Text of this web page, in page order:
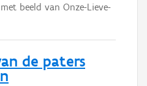
beeld van Onze-Lieve-
de paters